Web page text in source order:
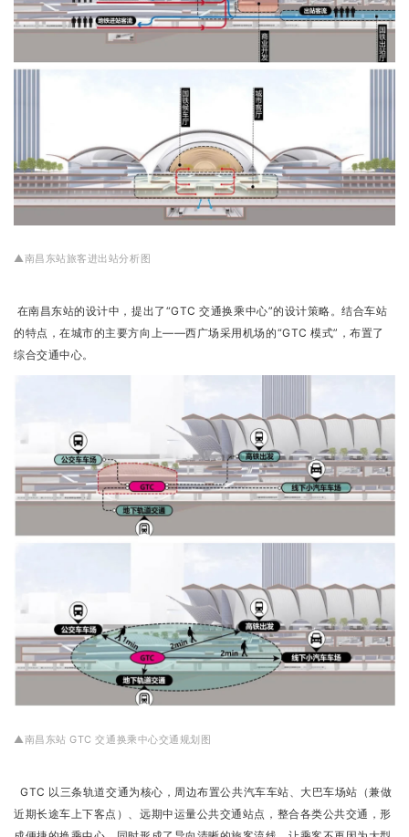
▲南昌东站旅客进出站分析图
在南昌东站的设计中，提出了“GTC 交通换乘中心”的设计策略。结合车站
的特点，在城市的主要方向上——西广场采用机场的“GTC 模式”，布置了
综合交通中心。
▲南昌东站 GTC 交通换乘中心交通规划图
GTC 以三条轨道交通为核心，周边布置公共汽车车站、大巴车场站（兼做
近期长途车上下客点）、远期中运量公共交通站点，整合各类公共交通，形